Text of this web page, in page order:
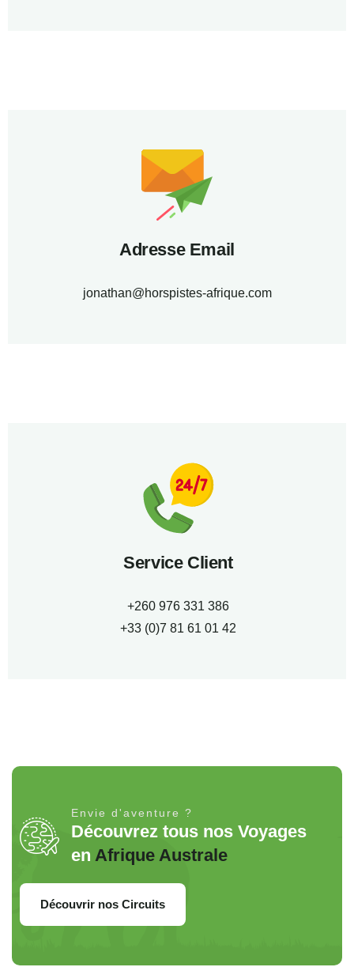
Adresse Email
jonathan@horspistes-afrique.com
Service Client
+260 976 331 386
+33 (0)7 81 61 01 42
Envie d'aventure ?
Découvrez tous nos Voyages
en Afrique Australe
Découvrir nos Circuits